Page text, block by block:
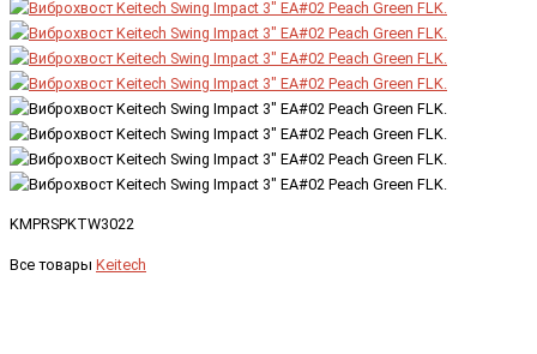
KMPRSPKTW3022
Все товары Keitech